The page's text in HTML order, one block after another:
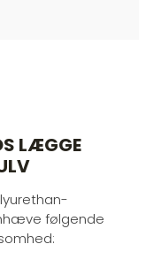
LÆGGE
følgende